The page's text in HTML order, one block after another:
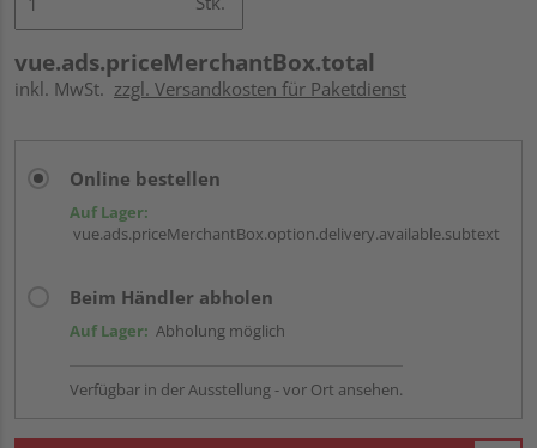
vue.ads.priceMerchantBox.total
inkl. MwSt. zzgl. Versandkosten für Paketdienst
Online bestellen
Auf Lager:
vue.ads.priceMerchantBox.option.delivery.available.subtext
Beim Händler abholen
Auf Lager: Abholung möglich
Verfügbar in der Ausstellung - vor Ort ansehen.